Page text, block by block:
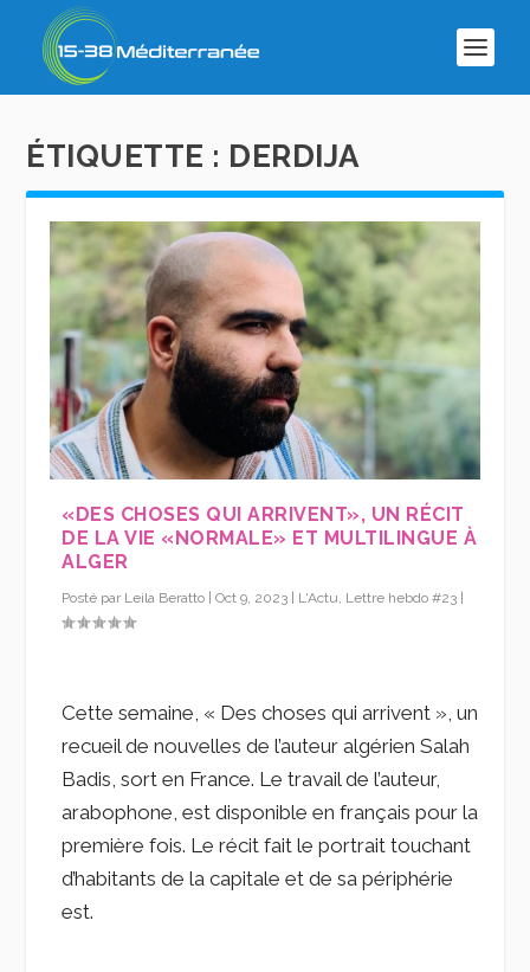
ÉTIQUETTE : DERDIJA
«DES CHOSES QUI ARRIVENT», UN RÉCIT
DE LA VIE «NORMALE» ET MULTILINGUE À
ALGER
Posté par Leila Beratto |Oct 9, 2023 | L'Actu Lettre hebdo #23 |
Cette semaine, « Des choses qui arrivent », un
recueil de nouvelles de l’auteur algérien Salah
Badis, sort en France. Le travail de l’auteur,
arabophone, est disponible en français pour la
première fois. Le récit fait le portrait touchant
d’habitants de la capitale et de sa périphérie
est.